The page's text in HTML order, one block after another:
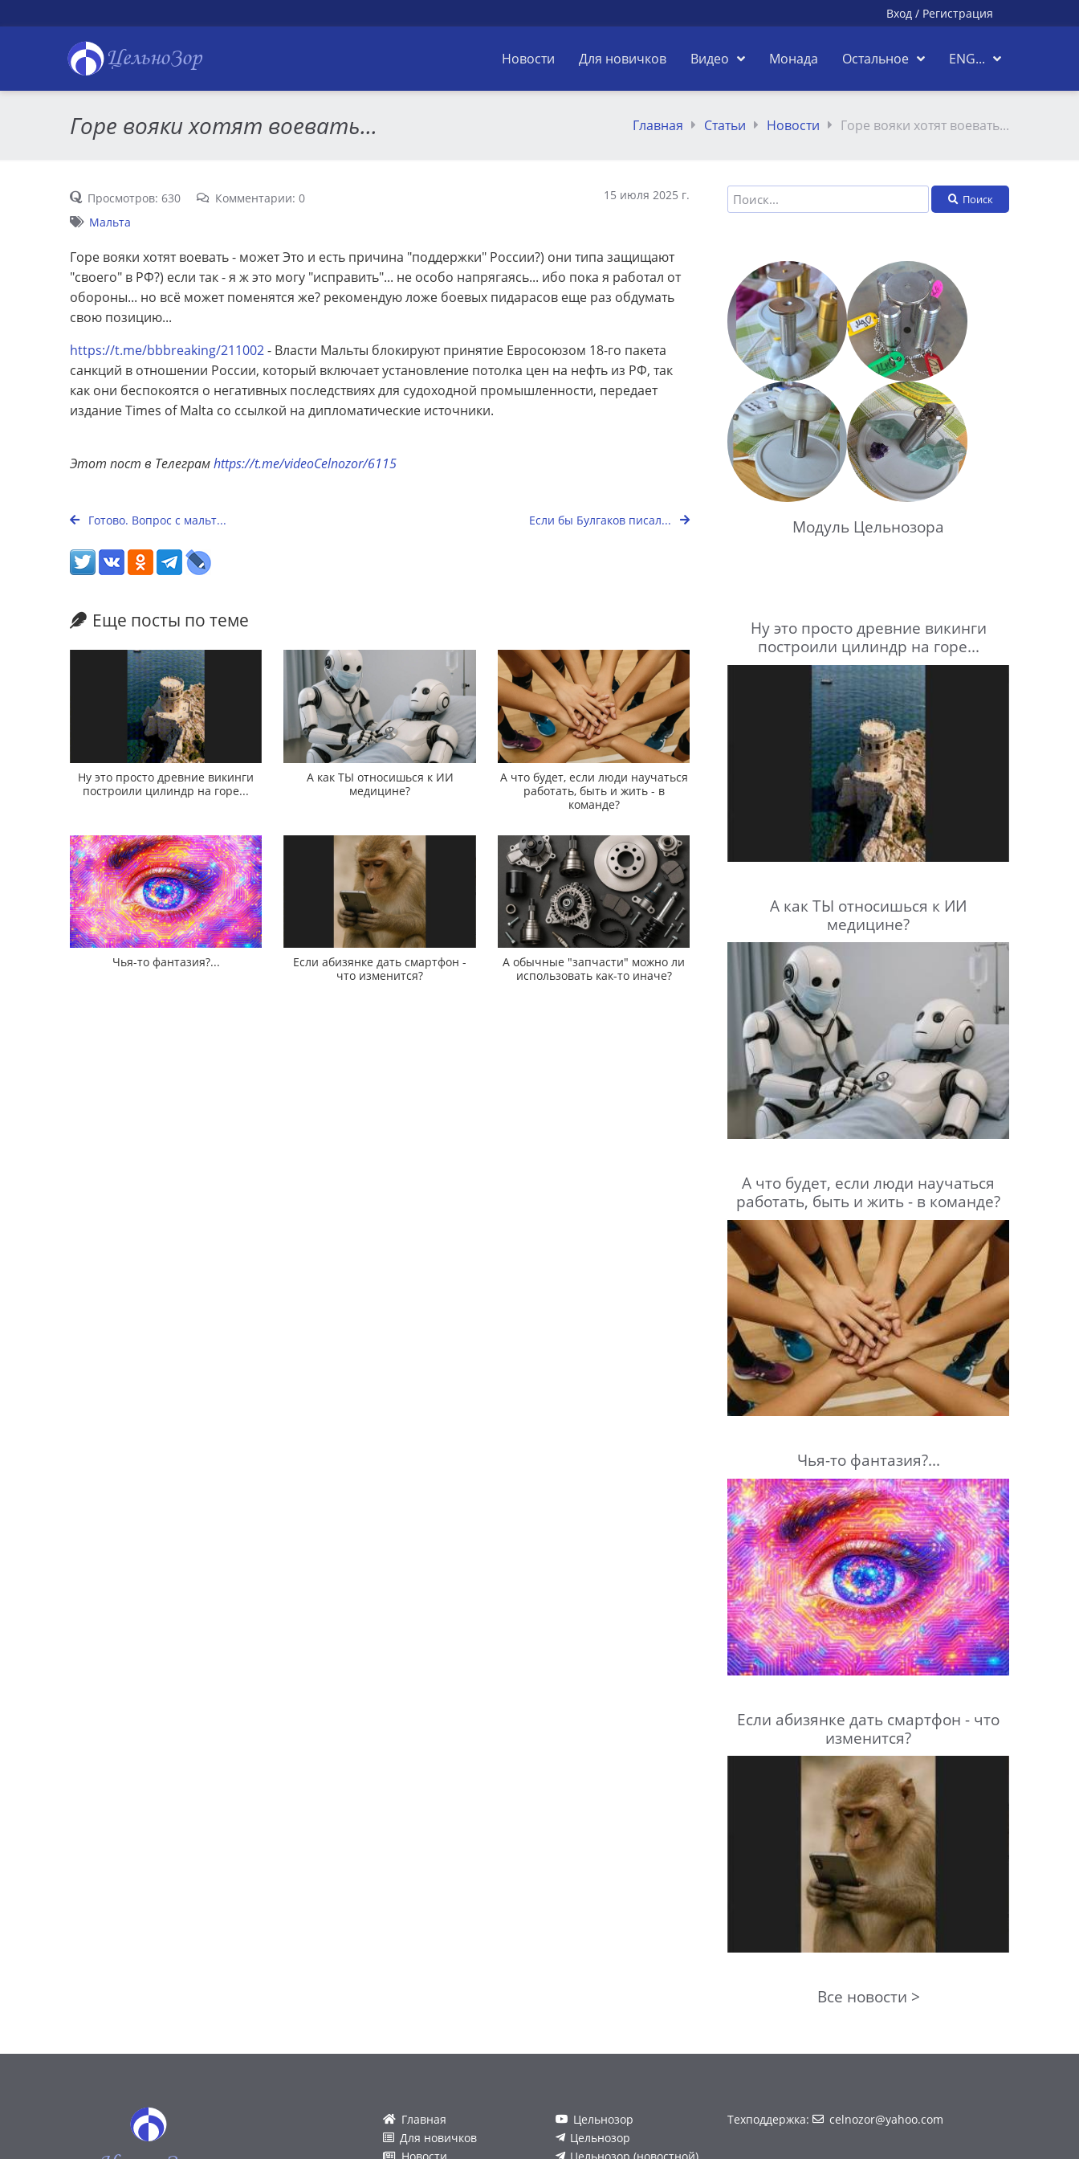
Вход / Регистрация
ЦельноЗор Новости Для новичков Видео Монада Остальное ENG...
Горе вояки хотят воевать... Главная Статьи Новости Горе вояки хотят воевать...
Просмотров: 630 Комментарии: 0
15 июля 2025 г.
Мальта
Горе вояки хотят воевать - может Это и есть причина "поддержки" России?) они типа защищают
"своего" в РФ?) если так - я ж это могу "исправить"... не особо напрягаясь... ибо пока я работал от
обороны... но всё может поменятся же? рекомендую ложе боевых пидарасов еще раз обдумать
свою позицию...
https://t.me/bbbreaking/211002- Власти Мальты блокируют принятие Евросоюзом 18-го пакета
санкций в отношении России, который включает установление потолка цен на нефть из РФ, так
как они беспокоятся о негативных последствиях для судоходной промышленности, передает
издание Times of Malta со ссылкой на дипломатические источники.
Этот пост в Телеграмhttps://t.me/videoCelnozor/6115
Готово. Вопрос с мальт... Если бы Булгаков писал...
Еще посты по теме
Ну это просто древние викинги
построили цилиндр на горе...
А как ТЫ относишься к ИИ
медицине?
А что будет, если люди научаться
работать, быть и жить - в
команде?
Чья-то фантазия?...
Если абизянке дать смартфон -
что изменится?
А обычные "запчасти" можно ли
использовать как-то иначе?
Поиск
Модуль Цельнозора
Ну это просто древние викинги
построили цилиндр на горе...
А как ТЫ относишься к ИИ
медицине?
А что будет, если люди научаться
работать, быть и жить - в команде?
Чья-то фантазия?...
Если абизянке дать смартфон - что
изменится?
Все новости >
Главная
Для новичков
Цельнозор
Цельнозор
Техподдержка: celnozor@yahoo.com